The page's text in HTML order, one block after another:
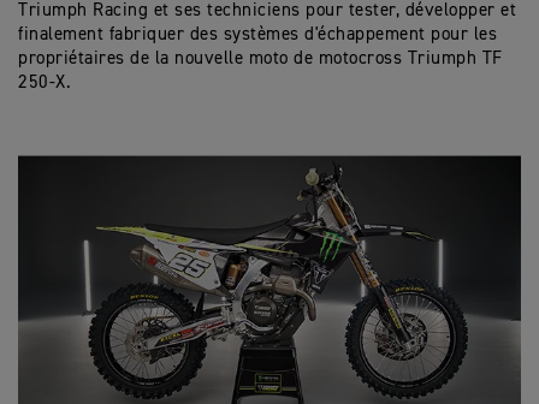
Triumph Racing et ses techniciens pour tester, développer et
finalement fabriquer des systèmes d'échappement pour les
propriétaires de la nouvelle moto de motocross Triumph TF
250-X.